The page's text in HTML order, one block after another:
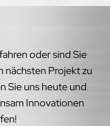
oder sind Sie
nächsten Projekt zu
Sie uns heute und
Innovationen